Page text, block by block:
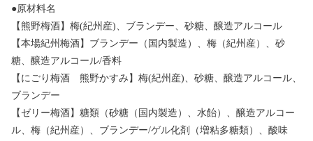
●原材料名
【熊野梅酒】梅(紀州産)、ブランデー、砂糖、醸造アルコール
【本場紀州梅酒】ブランデー（国内製造）、梅（紀州産）、砂
糖、醸造アルコール/香料
【にごり梅酒 熊野かすみ】梅(紀州産)、砂糖、醸造アルコール、
ブランデー
【ゼリー梅酒】糖類（砂糖（国内製造）、水飴）、醸造アルコー
ル、梅（紀州産）、ブランデー/ゲル化剤（増粘多糖類）、酸味